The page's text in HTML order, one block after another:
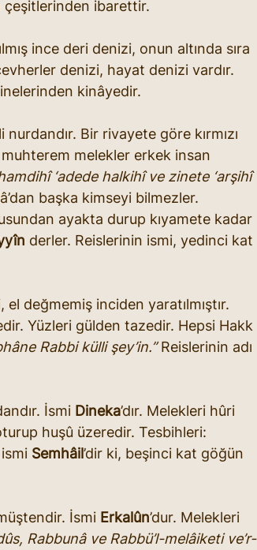
çeşitlerinden ibarettir.
ince deri denizi, onun altında sıra
denizi, hayat denizi vardır.
kinâyedir.
nurdandır. Bir rivayete göre kırmızı
muhterem melekler erkek insan
‘adede halkihî ve zinete ‘arşihî
başka kimseyi bilmezler.
ayakta durup kıyamete kadar
derler. Reislerinin ismi, yedinci kat
el değmemiş inciden yaratılmıştır.
Yüzleri gülden tazedir. Hepsi Hakk
Rabbi külli şey’in.” Reislerinin adı
İsmi Dineka’dır. Melekleri hûri
huşû üzeredir. Tesbihleri:
Semhâil’dir ki, beşinci kat göğün
İsmi Erkalûn’dur. Melekleri
Rabbunâ ve Rabbü’l-melâiketi ve’r-